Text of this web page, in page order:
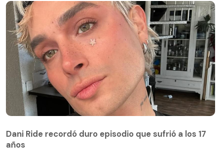
Dani Ride recordó duro episodio que sufrió a los 17
años